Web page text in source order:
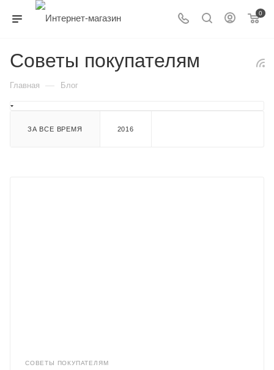
0
Советы покупателям
Главная — Блог
ЗА ВСЕ ВРЕМЯ 2016
СОВЕТЫ ПОКУПАТЕЛЯМ